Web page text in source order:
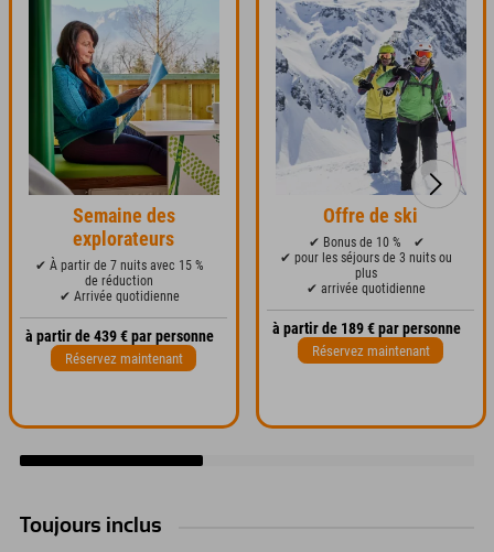
Semaine des
explorateurs
✔ À partir de 7 nuits avec 15 %
de réduction
✔ Arrivée quotidienne
à partir de 439 € par personne
Réservez maintenant
Offre de ski
✔ Bonus de 10 %
✔
✔ pour les séjours de 3 nuits ou
plus
✔ arrivée quotidienne
à partir de 189 € par personne
Réservez maintenant
Toujours inclus